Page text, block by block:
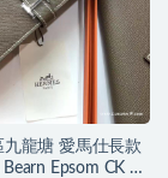
龍塘 愛馬仕長款
Epsom CK 18